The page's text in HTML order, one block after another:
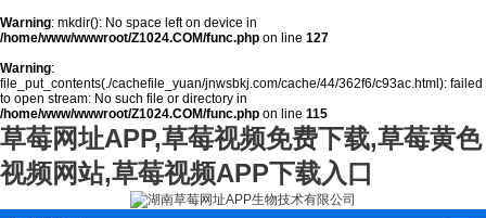
Warning: mkdir(): No space left on device in
/home/www/wwwroot/Z1024.COM/func.php on line 127
Warning:
file_put_contents(./cachefile_yuan/jnwsbkj.com/cache/44/362f6/c93ac.html): failed
to open stream: No such file or directory in
/home/www/wwwroot/Z1024.COM/func.php on line 115
草莓网址APP,草莓视频免费下载,草莓黄色
视频网站,草莓视频APP下载入口